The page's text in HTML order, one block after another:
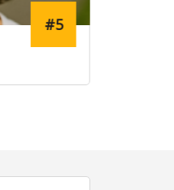
#5